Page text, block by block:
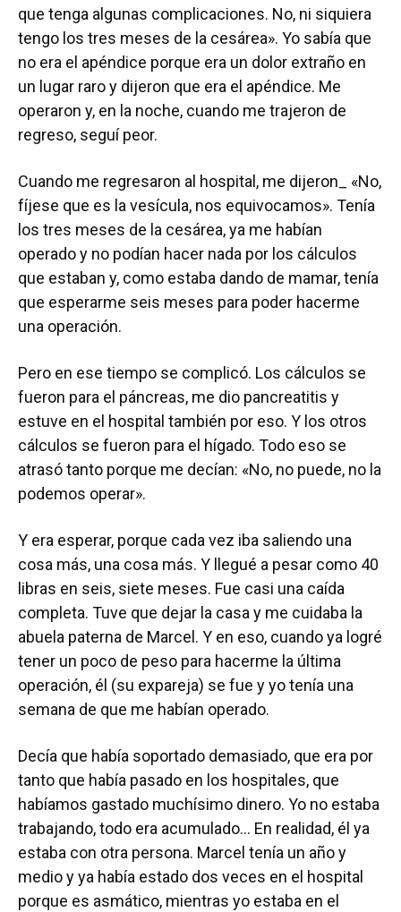
que tenga algunas complicaciones. No, ni siquiera
tengo los tres meses de la cesárea». Yo sabía que
no era el apéndice porque era un dolor extraño en
un lugar raro y dijeron que era el apéndice. Me
operaron y, en la noche, cuando me trajeron de
regreso, seguí peor.
Cuando me regresaron al hospital, me dijeron_ «No,
fíjese que es la vesícula, nos equivocamos». Tenía
los tres meses de la cesárea, ya me habían
operado y no podían hacer nada por los cálculos
que estaban y, como estaba dando de mamar, tenía
que esperarme seis meses para poder hacerme
una operación.
Pero en ese tiempo se complicó. Los cálculos se
fueron para el páncreas, me dio pancreatitis y
estuve en el hospital también por eso. Y los otros
cálculos se fueron para el hígado. Todo eso se
atrasó tanto porque me decían: «No, no puede, no la
podemos operar».
Y era esperar, porque cada vez iba saliendo una
cosa más, una cosa más. Y llegué a pesar como 40
libras en seis, siete meses. Fue casi una caída
completa. Tuve que dejar la casa y me cuidaba la
abuela paterna de Marcel. Y en eso, cuando ya logré
tener un poco de peso para hacerme la última
operación, él (su expareja) se fue y yo tenía una
semana de que me habían operado.
Decía que había soportado demasiado, que era por
tanto que había pasado en los hospitales, que
habíamos gastado muchísimo dinero. Yo no estaba
trabajando, todo era acumulado… En realidad, él ya
estaba con otra persona. Marcel tenía un año y
medio y ya había estado dos veces en el hospital
porque es asmático, mientras yo estaba en el